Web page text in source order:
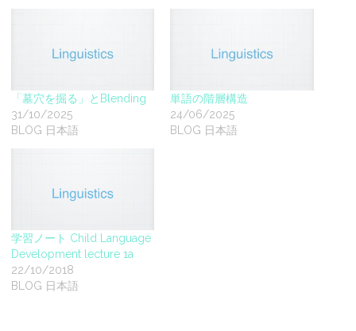
「墓穴を掘る」とBlending
31/10/2025
BLOG 日本語
単語の階層構造
24/06/2025
BLOG 日本語
学習ノート Child Language
Development lecture 1a
22/10/2018
BLOG 日本語